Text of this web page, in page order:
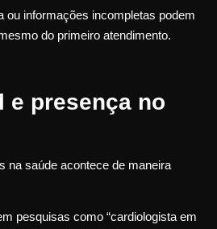
ou informações incompletas podem
do primeiro atendimento.
e presença no
na saúde acontece de maneira
pesquisas como “cardiologista em